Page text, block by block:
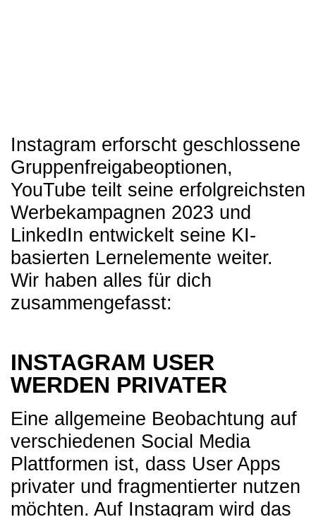
Instagram erforscht geschlossene
Gruppenfreigabeoptionen,
YouTube teilt seine erfolgreichsten
Werbekampagnen 2023 und
LinkedIn entwickelt seine KI-
basierten Lernelemente weiter.
Wir haben alles für dich
zusammengefasst:
INSTAGRAM USER
WERDEN PRIVATER
Eine allgemeine Beobachtung auf
verschiedenen Social Media
Plattformen ist, dass User Apps
privater und fragmentierter nutzen
möchten. Auf Instagram wird das